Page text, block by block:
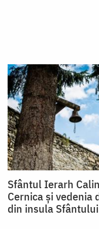
Sfântul Ierarh
Cernica și vedenia
din insula